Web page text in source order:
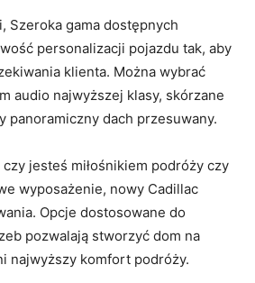
Szeroka gama dostępnych​
personalizacji pojazdu tak, aby
klienta.‌ Można wybrać⁤
⁣audio ⁢najwyższej klasy, skórzane
panoramiczny‍ dach​ przesuwany.
jesteś miłośnikiem podróży czy​
wyposażenie, nowy Cadillac
Opcje dostosowane do
pozwalają stworzyć dom ‍na
najwyższy komfort podróży.